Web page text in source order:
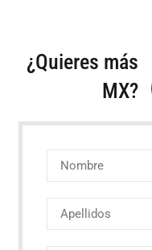
¿Quieres más
MX?